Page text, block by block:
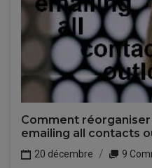
Comment
emailing all contacts
20 décembre
9